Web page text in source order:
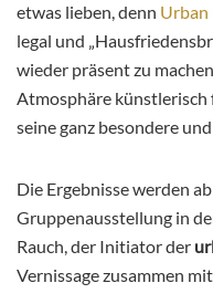
etwas lieben, denn Urban
legal und
wieder präsent zu
Atmosphäre künstlerisch
seine ganz besondere
Die Ergebnisse werden ab
Gruppenausstellung in
Rauch, der Initiator der
Vernissage zusammen